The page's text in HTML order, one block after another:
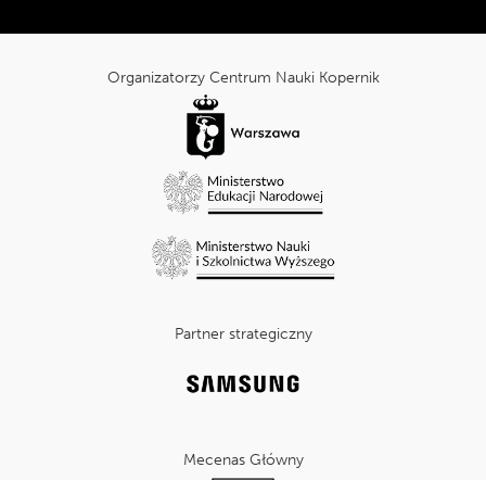
Tripadvisor:
Organizatorzy Centrum Nauki Kopernik
Partner strategiczny
Mecenas Główny